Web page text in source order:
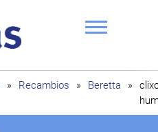
Ragas
» Recambios » Beretta »